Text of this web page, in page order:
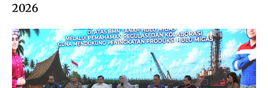
2026